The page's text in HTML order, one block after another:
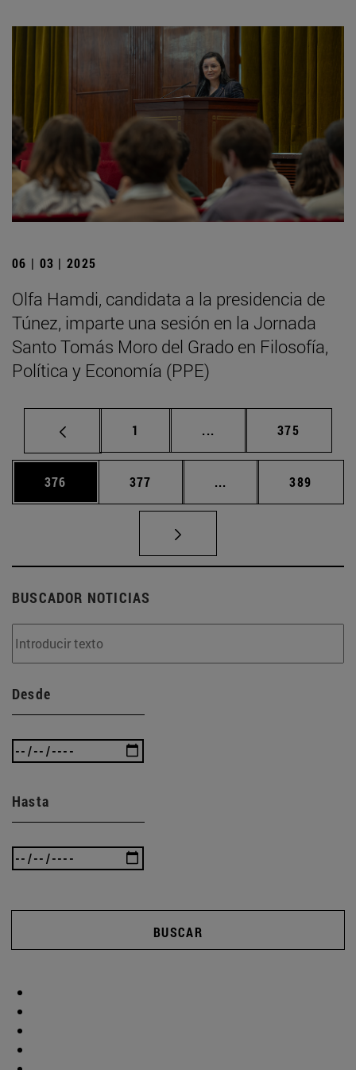
06 | 03 | 2025
Olfa Hamdi, candidata a la presidencia de
Túnez, imparte una sesión en la Jornada
Santo Tomás Moro del Grado en Filosofía,
Política y Economía (PPE)
Página
1 ... Páginas intermedias
Página
375
Página
376 Página
377 ... Páginas intermedias
Página
389
BUSCADOR NOTICIAS
Desde
Hasta
BUSCAR